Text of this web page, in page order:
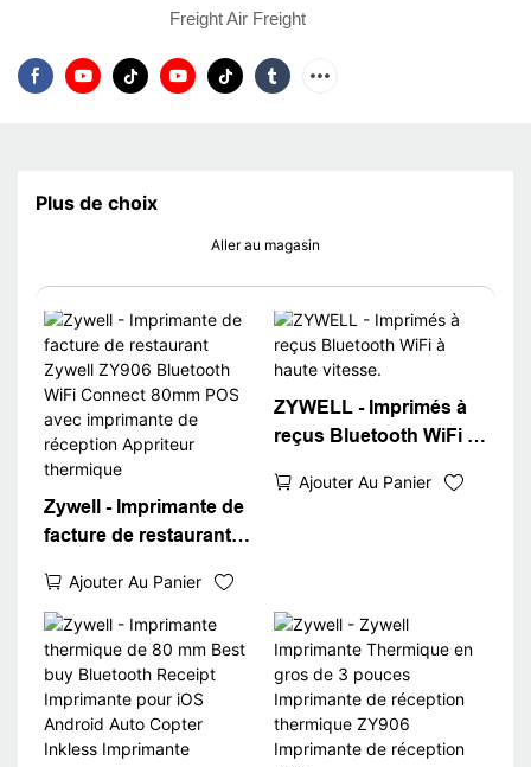
Freight Air Freight
Plus de choix
Aller au magasin
Zywell - Imprimante de
facture de restaurant
WiFi Connect 80mm
POS avec imprimante
de réception Appriteur
thermique
Ajouter Au Panier
ZYWELL - Imprimés à
reçus Bluetooth WiFi à
Ajouter Au Panier